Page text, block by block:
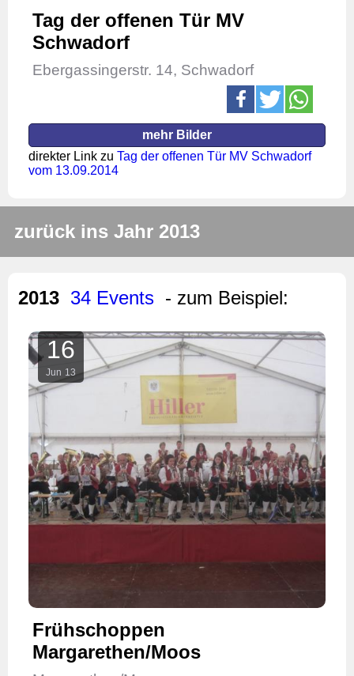
Tag der offenen Tür MV
Schwadorf
Ebergassingerstr. 14, Schwadorf
mehr Bilder
direkter Link zu Tag der offenen Tür MV Schwadorf
vom 13.09.2014
zurück ins Jahr 2013
2013 34 Events - zum Beispiel:
16
Jun 13
Frühschoppen
Margarethen/Moos